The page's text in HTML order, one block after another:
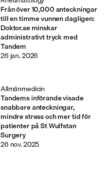
Från över 10,000 anteckningar
till en timme vunnen dagligen:
Doktor.se minskar
administrativt tryck med
Tandem
26 jan. 2026
Tandems införande visade
snabbare anteckningar,
mindre stress och mer tid för
patienter på St Wulfstan
Surgery
Allmänmedicin
26 nov. 2025